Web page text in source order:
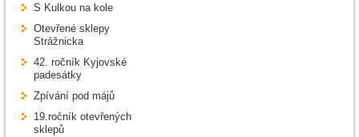
S Kulkou na kole
Otevřené sklepy
Strážnicka
42. ročník Kyjovské
padesátky
Zpívání pod májů
19.ročník otevřených
sklepů